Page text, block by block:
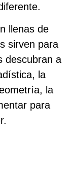
llenas de
sirven para
descubran a
la
la
para